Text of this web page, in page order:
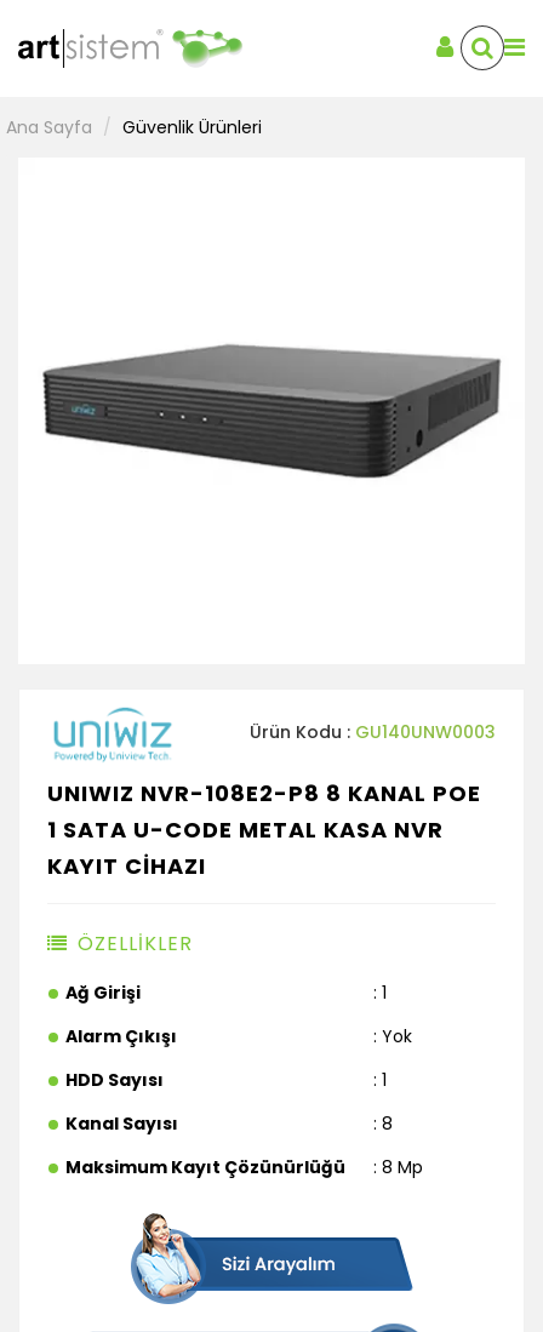
Ana Sayfa Güvenlik Ürünleri
Ürün Kodu : GU140UNW0003
UNIWIZ NVR-108E2-P8 8 KANAL POE
1 SATA U-CODE METAL KASA NVR
KAYIT CİHAZI
ÖZELLİKLER
Ağ Girişi
: 1
Alarm Çıkışı
: Yok
HDD Sayısı
: 1
Kanal Sayısı
: 8
Maksimum Kayıt Çözünürlüğü
: 8 Mp